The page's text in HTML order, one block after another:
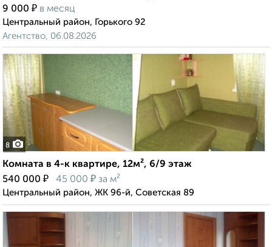
9 000 ₽ в месяц
Центральный район, Горького 92
Агентство, 06.08.2026
8
Комната в 4-к квартире, 12м², 6/9 этаж
540 000 ₽ 45 000 ₽ за м²
Центральный район, ЖК 96-й, Советская 89